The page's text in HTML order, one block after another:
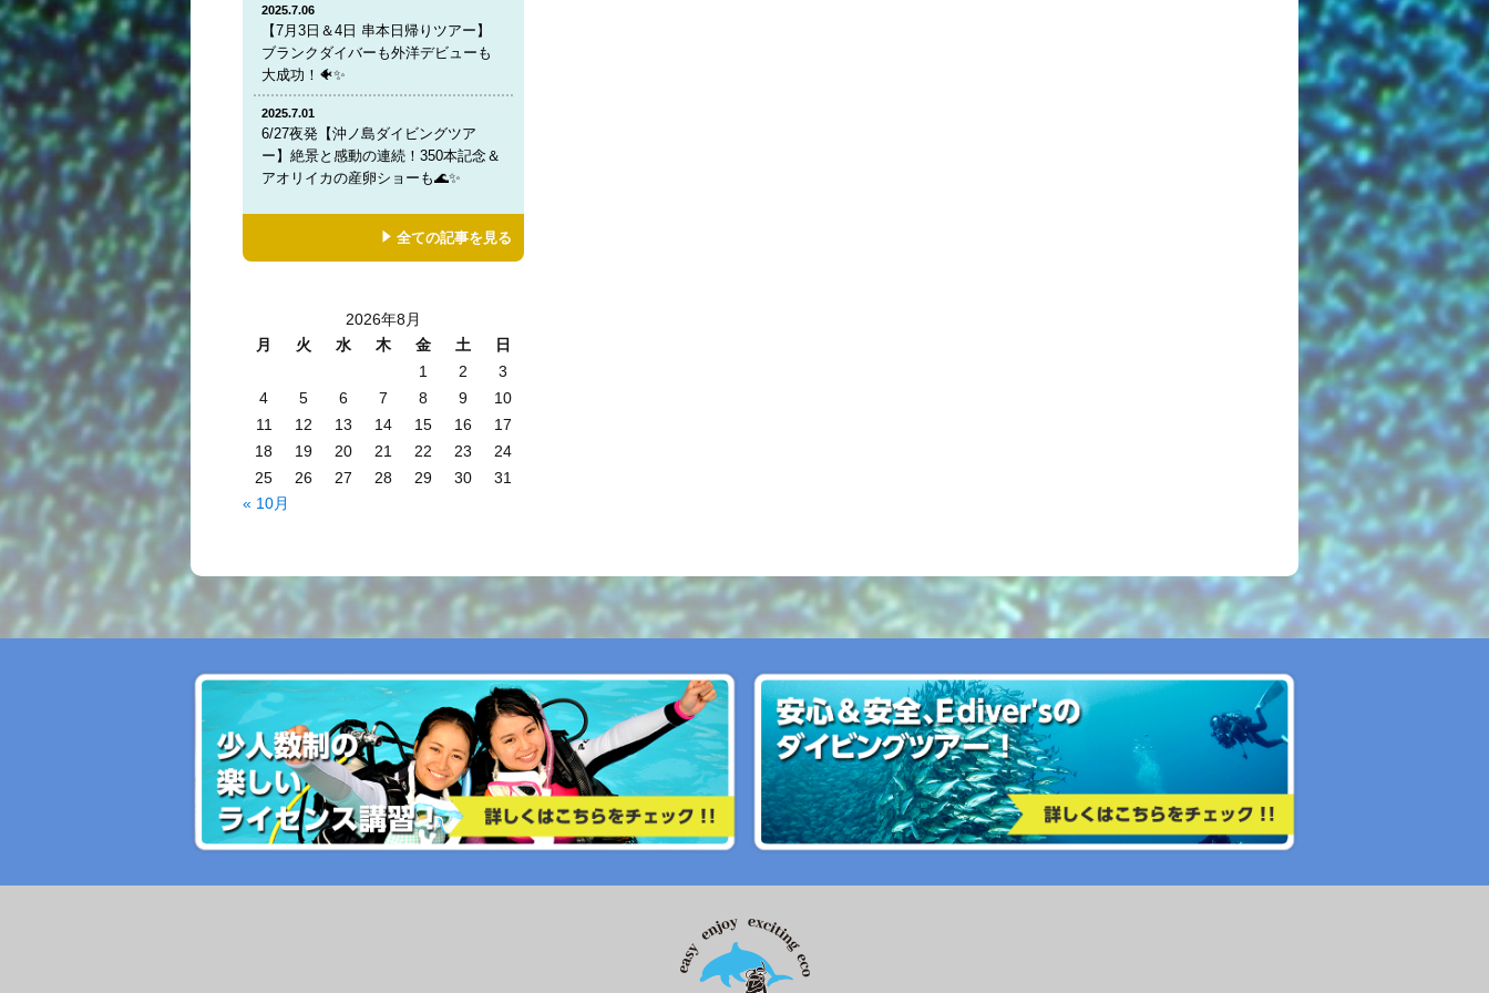
2025.7.06
【7月3日＆4日 串本日帰りツアー】
ブランクダイバーも外洋デビューも
大成功！🐠✨
2025.7.01
6/27夜発【沖ノ島ダイビングツア
ー】絶景と感動の連続！350本記念＆
アオリイカの産卵ショーも🌊✨
全ての記事を見る
2026年8月
月
火 水 木 金 土
日
1
2
3
4
5 6 7 8 9
10
11
12 13 14 15 16
17
18
19 20 21 22 23
24
25
26 27 28 29 30
31
« 10月